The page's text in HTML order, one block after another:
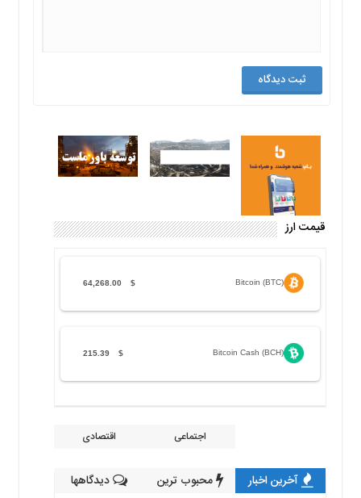
قیمت ارز
Bitcoin (BTC)
$
64,268.00
Bitcoin Cash (BCH)
$
215.39
اجتماعی اقتصادی
آخرین اخبار محبوب ترین دیدگاهها